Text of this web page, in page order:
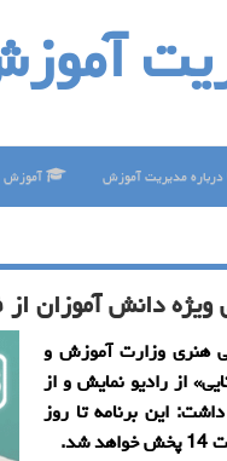
درباره مدیریت آموزش آموزش
ویژه دانش آموزان از
هنری وزارت آموزش و
از رادیو نمایش و از
این برنامه تا روز